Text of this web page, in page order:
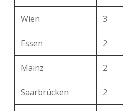
Wien 3
Essen 2
Mainz 2
Saarbrücken 2